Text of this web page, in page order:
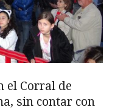
el Corral de
sin contar con